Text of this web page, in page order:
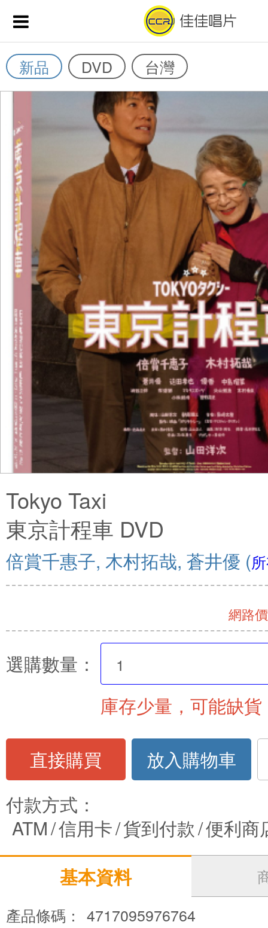
新品 DVD 台灣
Tokyo Taxi
東京計程車 DVD
倍賞千惠子, 木村拓哉, 蒼井優 (
網路
選購數量：
庫存少量，可能缺貨
直接購買
放入購物車
付款方式：
ATM/信用卡/貨到付款/便利商
基本資料
產品條碼： 4717095976764